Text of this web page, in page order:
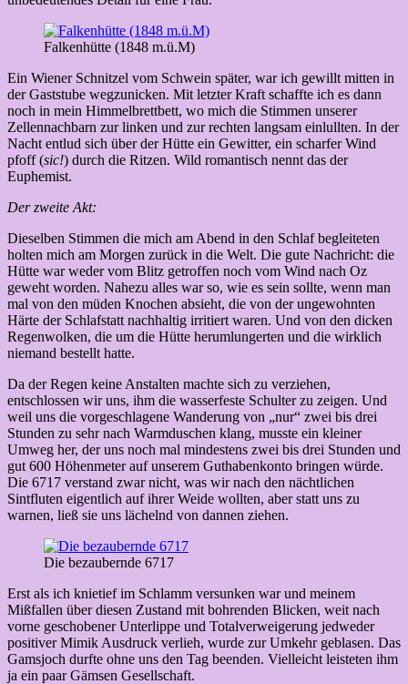
Falkenhütte (1848 m.ü.M)
Ein Wiener Schnitzel vom Schwein später, war ich gewillt mitten in
der Gaststube wegzunicken. Mit letzter Kraft schaffte ich es dann
noch in mein Himmelbrettbett, wo mich die Stimmen unserer
Zellennachbarn zur linken und zur rechten langsam einlullten. In der
Nacht entlud sich über der Hütte ein Gewitter, ein scharfer Wind
pfoff (sic!) durch die Ritzen. Wild romantisch nennt das der
Euphemist.
Der zweite Akt:
Dieselben Stimmen die mich am Abend in den Schlaf begleiteten
holten mich am Morgen zurück in die Welt. Die gute Nachricht: die
Hütte war weder vom Blitz getroffen noch vom Wind nach Oz
geweht worden. Nahezu alles war so, wie es sein sollte, wenn man
mal von den müden Knochen absieht, die von der ungewohnten
Härte der Schlafstatt nachhaltig irritiert waren. Und von den dicken
Regenwolken, die um die Hütte herumlungerten und die wirklich
niemand bestellt hatte.
Da der Regen keine Anstalten machte sich zu verziehen,
entschlossen wir uns, ihm die wasserfeste Schulter zu zeigen. Und
weil uns die vorgeschlagene Wanderung von „nur“ zwei bis drei
Stunden zu sehr nach Warmduschen klang, musste ein kleiner
Umweg her, der uns noch mal mindestens zwei bis drei Stunden und
gut 600 Höhenmeter auf unserem Guthabenkonto bringen würde.
Die 6717 verstand zwar nicht, was wir nach den nächtlichen
Sintfluten eigentlich auf ihrer Weide wollten, aber statt uns zu
warnen, ließ sie uns lächelnd von dannen ziehen.
Die bezaubernde 6717
Erst als ich knietief im Schlamm versunken war und meinem
Mißfallen über diesen Zustand mit bohrenden Blicken, weit nach
vorne geschobener Unterlippe und Totalverweigerung jedweder
positiver Mimik Ausdruck verlieh, wurde zur Umkehr geblasen. Das
Gamsjoch durfte ohne uns den Tag beenden. Vielleicht leisteten ihm
ja ein paar Gämsen Gesellschaft.